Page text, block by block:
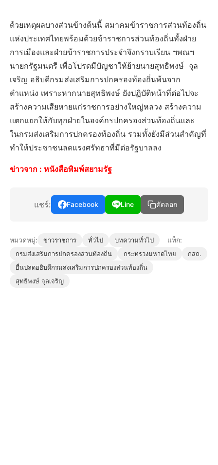
ด้วยเหตุผลบางส่วนข้างต้นนี้ สมาคมข้าราชการส่วนท้องถิ่น
แห่งประเทศไทยพร้อมด้วยข้าราชการส่วนท้องถิ่นทั้งฝ่าย
การเมืองและฝ่ายข้าราชการประจำจึงกราบเรียน ฯพณฯ
นายกรัฐมนตรี เพื่อโปรดมีบัญชาให้ย้ายนายสุทธิพงษ์ จุล
เจริญ อธิบดีกรมส่งเสริมการปกครองท้องถิ่นพ้นจาก
ตำแหน่ง เพราะหากนายสุทธิพงษ์ ยังปฏิบัติหน้าที่ต่อไปจะ
สร้างความเสียหายแก่ราชการอย่างใหญ่หลวง สร้างความ
แตกแยกให้กับทุกฝ่ายในองค์กรปกครองส่วนท้องถิ่นและ
ในกรมส่งเสริมการปกครองท้องถิ่น รวมทั้งยังมีส่วนสำคัญที่
ทำให้ประชาชนลดแรงศรัทธาที่มีต่อรัฐบาลลง
ข่าวจาก : หนังสือพิมพ์สยามรัฐ
แชร์: Facebook Line คัดลอก
หมวดหมู่: ข่าวราชการ ทั่วไป บทความทั่วไป แท็ก:
กรมส่งเสริมการปกครองส่วนท้องถิ่น กระทรวงมหาดไทย
กสถ.
ยื่นปลดอธิบดีกรมส่งเสริมการปกครองส่วนท้องถิ่น
สุทธิพงษ์ จุลเจริญ